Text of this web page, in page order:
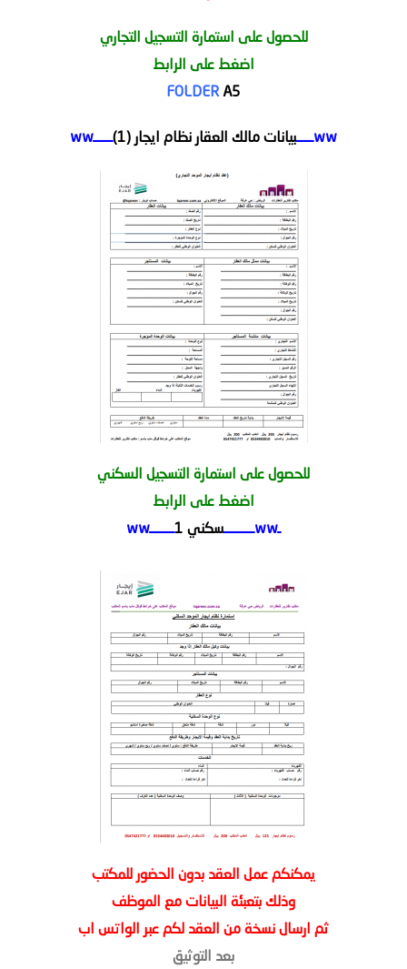
للحصول على استمارة التسجيل التجاري
اضغط على الرابط
FOLDERA5
wwــــــ بيانات مالك العقار نظام ايجار (1) ـــــــww
للحصول على استمارة التسجيل السكني
اضغط على الرابط
ـwwـــــــــــ
سكني 1 ـــــــــww
يمكنكم عمل العقد بدون الحضور للمكتب
وذلك بتعبئة البيانات مع الموظف
ثم ارسال نسخة من العقد لكم عبر الواتس اب
بعد التوثيق